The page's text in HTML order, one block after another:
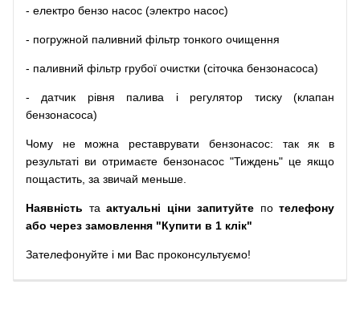
- електро бензо насос (электро насос)
- погружной паливний фільтр тонкого очищення
- паливний фільтр грубої очистки (сіточка бензонасоса)
- датчик рівня палива і регулятор тиску (клапан
бензонасоса)
Чому не можна реставрувати бензонасос: так як
в
результаті ви отримаєте бензонасос "Тиждень" це якщо
пощастить, за звичай меньше.
Наявність та актуальні ціни запитуйте по телефону
або через замовлення "Купити в 1 клік"
Зателефонуйте і ми Вас проконсультуємо!